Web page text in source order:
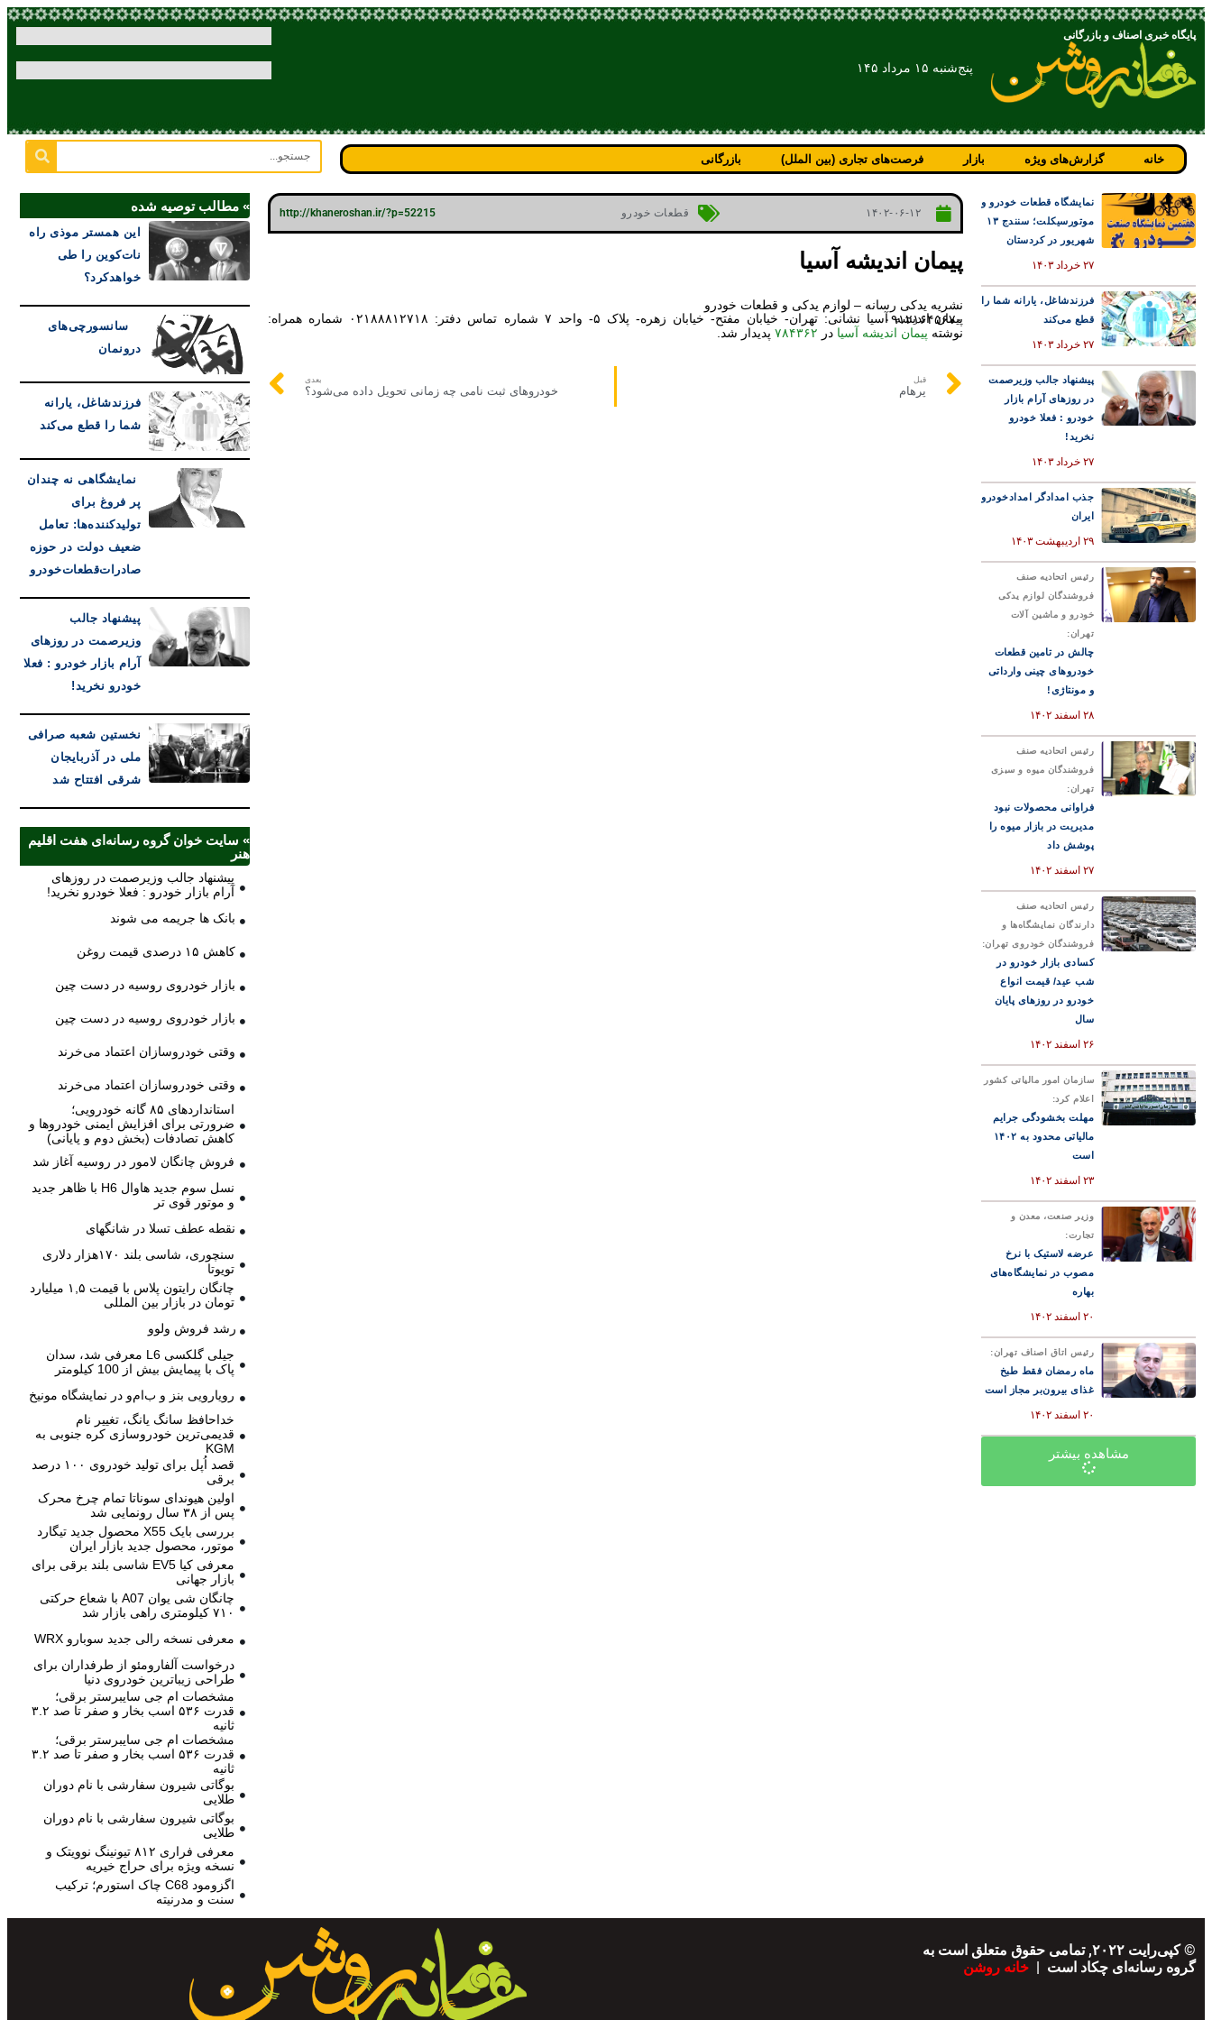
پایگاه خبری اصناف و بازرگانی
پنج‌شنبه ۱۵ مرداد ۱۴۵
خانه گزارش‌های ویژه بازار فرصت‌های تجاری (بین الملل) بازرگانی
نمایشگاه قطعات خودرو و
موتورسیکلت؛ سنندج ۱۳
شهریور در کردستان
۲۷ خرداد ۱۴۰۳
فرزندشاغل، یارانه شما را
قطع می‌کند
۲۷ خرداد ۱۴۰۳
پیشنهاد جالب وزیرصمت
در روزهای آرام بازار
خودرو : فعلا خودرو
نخرید!
۲۷ خرداد ۱۴۰۳
جذب امدادگر امدادخودرو
ایران
۲۹ اردیبهشت ۱۴۰۳
رئیس اتحادیه صنف
فروشندگان لوازم یدکی
خودرو و ماشین آلات
تهران:
چالش در تامین قطعات
خودروهای چینی وارداتی
و مونتاژی!
۲۸ اسفند ۱۴۰۲
رئیس اتحادیه صنف
فروشندگان میوه و سبزی
تهران:
فراوانی محصولات نبود
مدیریت در بازار میوه را
پوشش داد
۲۷ اسفند ۱۴۰۲
رئیس اتحادیه صنف
دارندگان نمایشگاه‌ها و
فروشندگان خودروی تهران:
کسادی بازار خودرو در
شب عید/ قیمت انواع
خودرو در روزهای پایان
سال
۲۶ اسفند ۱۴۰۲
سازمان امور مالیاتی کشور
اعلام کرد:
مهلت بخشودگی جرایم
مالیاتی محدود به ۱۴۰۲
است
۲۳ اسفند ۱۴۰۲
وزیر صنعت، معدن و
تجارت:
عرضه لاستیک با نرخ
مصوب در نمایشگاه‌های
بهاره
۲۰ اسفند ۱۴۰۲
رئیس اتاق اصناف تهران:
ماه رمضان فقط طبخ
غذای بیرون‌بر مجاز است
۲۰ اسفند ۱۴۰۲
مشاهده بیشتر
۱۴۰۲-۰۶-۱۲ قطعات خودرو http://khaneroshan.ir/?p=52215
پیمان اندیشه آسیا
نشریه یدکی رسانه – لوازم یدکی و قطعات خودرو
پیمان اندیشه آسیا نشانی: تهران- خیابان مفتح- خیابان زهره- پلاک ۵- واحد ۷ شماره تماس دفتر: ۰۲۱۸۸۸۱۲۷۱۸ شماره همراه: ۰۹۱۲۱۶۴۵۶۷۰
نوشته پیمان اندیشه آسیا در ۷۸۴۳۶۲پدیدار شد.
قبل
پرهام
بعدی
خودروهای ثبت نامی چه زمانی تحویل داده می‌شود؟
» مطالب توصیه شده
این همستر موذی راه
نات‌کوین را طی
خواهدکرد؟
سانسورچی‌های
درونمان
فرزندشاغل، یارانه
شما را قطع می‌کند
نمایشگاهی نه چندان
پر فروغ برای
تولیدکننده‌ها: تعامل
ضعیف دولت در حوزه
صادرات‌قطعات‌خودرو
پیشنهاد جالب
وزیرصمت در روزهای
آرام بازار خودرو : فعلا
خودرو نخرید!
نخستین شعبه صرافی
ملی در آذربایجان
شرقی افتتاح شد
» سایت خوان گروه رسانه‌ای هفت اقلیم
هنر
پیشنهاد جالب وزیرصمت در روزهای
آرام بازار خودرو : فعلا خودرو نخرید!
بانک ها جریمه می شوند
کاهش ۱۵ درصدی قیمت روغن
بازار خودروی روسیه در دست چین
بازار خودروی روسیه در دست چین
وقتی خودروسازان اعتماد می‌خرند
وقتی خودروسازان اعتماد می‌خرند
استانداردهای ۸۵ گانه خودرویی؛
ضرورتی برای افزایش ایمنی خودروها و
کاهش تصادفات (بخش دوم و پایانی)
فروش چانگان لامور در روسیه آغاز شد
نسل سوم جدید هاوال H6 با ظاهر جدید
و موتور قوی تر
نقطه عطف تسلا در شانگهای
سنچوری، شاسی بلند ۱۷۰هزار دلاری
تویوتا
چانگان رایتون پلاس با قیمت ۱,۵ میلیارد
تومان در بازار بین المللی
رشد فروش ولوو
جیلی گلکسی L6 معرفی شد، سدان
پاک با پیمایش بیش از 100 کیلومتر
رویارویی بنز و ب‌ام‌و در نمایشگاه مونیخ
خداحافظ سانگ یانگ، تغییر نام
قدیمی‌ترین خودروسازی کره جنوبی به
KGM
قصد اُپل برای تولید خودروی ۱۰۰ درصد
برقی
اولین هیوندای سوناتا تمام چرخ محرک
پس از ۳۸ سال رونمایی شد
بررسی بایک X55 محصول جدید تیگارد
موتور، محصول جدید بازار ایران
معرفی کیا EV5 شاسی بلند برقی برای
بازار جهانی
چانگان شی یوان A07 با شعاع حرکتی
۷۱۰ کیلومتری راهی بازار شد
معرفی نسخه رالی جدید سوبارو WRX
درخواست آلفارومئو از طرفداران برای
طراحی زیباترین خودروی دنیا
مشخصات ام جی سایبرستر برقی؛
قدرت ۵۳۶ اسب بخار و صفر تا صد ۳.۲
ثانیه
مشخصات ام جی سایبرستر برقی؛
قدرت ۵۳۶ اسب بخار و صفر تا صد ۳.۲
ثانیه
بوگاتی شیرون سفارشی با نام دوران
طلایی
بوگاتی شیرون سفارشی با نام دوران
طلایی
معرفی فراری ۸۱۲ تیونینگ نوویتک و
نسخه ویژه برای حراج خیریه
اگزومود C68 چاک استورم؛ ترکیب
سنت و مدرنیته
© کپی‌رایت ۲۰۲۲, تمامی حقوق متعلق است به
گروه رسانه‌ای چکاد است | خانه روشن